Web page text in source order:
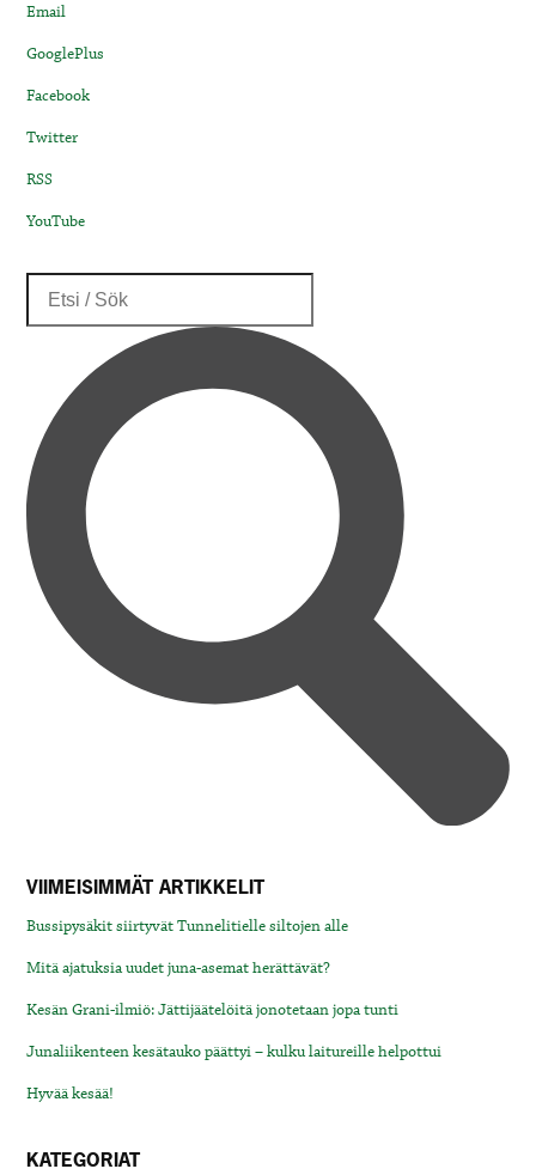
Email
GooglePlus
Facebook
Twitter
RSS
YouTube
VIIMEISIMMÄT ARTIKKELIT
Bussipysäkit siirtyvät Tunnelitielle siltojen alle
Mitä ajatuksia uudet juna-asemat herättävät?
Kesän Grani-ilmiö: Jättijäätelöitä jonotetaan jopa tunti
Junaliikenteen kesätauko päättyi – kulku laitureille helpottui
Hyvää kesää!
KATEGORIAT